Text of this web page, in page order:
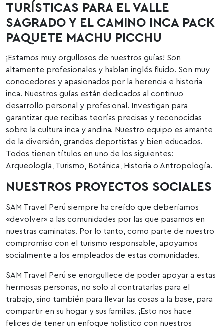
TURÍSTICAS PARA EL VALLE
SAGRADO Y EL CAMINO INCA PACK
PAQUETE MACHU PICCHU
¡Estamos muy orgullosos de nuestros guías! Son
altamente profesionales y hablan inglés fluido. Son muy
conocedores y apasionados por la herencia e historia
inca. Nuestros guías están dedicados al continuo
desarrollo personal y profesional. Investigan para
garantizar que recibas teorías precisas y reconocidas
sobre la cultura inca y andina. Nuestro equipo es amante
de la diversión, grandes deportistas y bien educados.
Todos tienen títulos en uno de los siguientes:
Arqueología, Turismo, Botánica, Historia o Antropología.
NUESTROS PROYECTOS SOCIALES
SAM Travel Perú siempre ha creído que deberíamos
«devolver» a las comunidades por las que pasamos en
nuestras caminatas. Por lo tanto, como parte de nuestro
compromiso con el turismo responsable, apoyamos
socialmente a los empleados de estas comunidades.
SAM Travel Perú se enorgullece de poder apoyar a estas
hermosas personas, no solo al contratarlas para el
trabajo, sino también para llevar las cosas a la base, para
compartir en su hogar y sus familias. ¡Esto nos hace
felices de tener un enfoque holístico con nuestros